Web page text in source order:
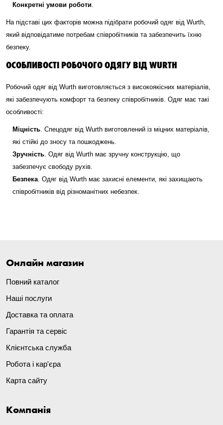
Конкретні умови роботи
На підставі цих факторів можна підібрати робочий одяг від Wurth,
який відповідатиме потребам співробітників та забезпечить їхню
безпеку.
ОСОБЛИВОСТІ РОБОЧОГО ОДЯГУ ВІД WURTH
Робочий одяг від Wurth виготовляється з високоякісних матеріалів,
які забезпечують комфорт та безпеку співробітників. Одяг має такі
особливості:
Міцність . Спецодяг від Wurth виготовлений із міцних матеріалів,
які стійкі до зносу та пошкоджень.
Зручність . Одяг від Wurth має зручну конструкцію, що
забезпечує свободу рухів.
Безпека . Одяг від Wurth має захисні елементи, які захищають
співробітників від різноманітних небезпек.
Онлайн магазин
Повний каталог
Наші послуги
Доставка та оплата
Гарантія та сервіс
Клієнтська служба
Робота і кар'єра
Карта сайту
Компанія